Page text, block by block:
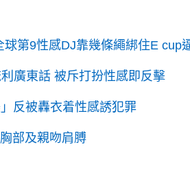
第9性感DJ靠幾條繩綁住E cup
廣東話 被斥打扮性感即反擊
反被轟衣着性感誘犯罪
部及親吻肩膊